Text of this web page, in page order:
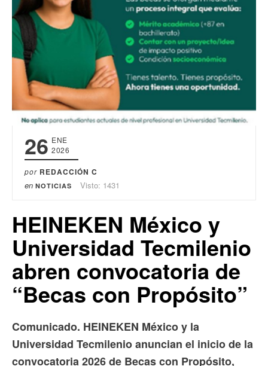
26 ENE
2026
por REDACCIÓN C
en NOTICIAS Visto: 1431
HEINEKEN México y
Universidad Tecmilenio
abren convocatoria de
“Becas con Propósito”
Comunicado. HEINEKEN México y la
Universidad Tecmilenio anuncian el inicio de la
convocatoria 2026 de Becas con Propósito,